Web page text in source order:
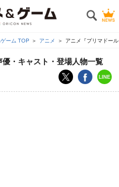
ーム TOP アニメ アニメ『プリマドー
・キャスト・登場人物一覧